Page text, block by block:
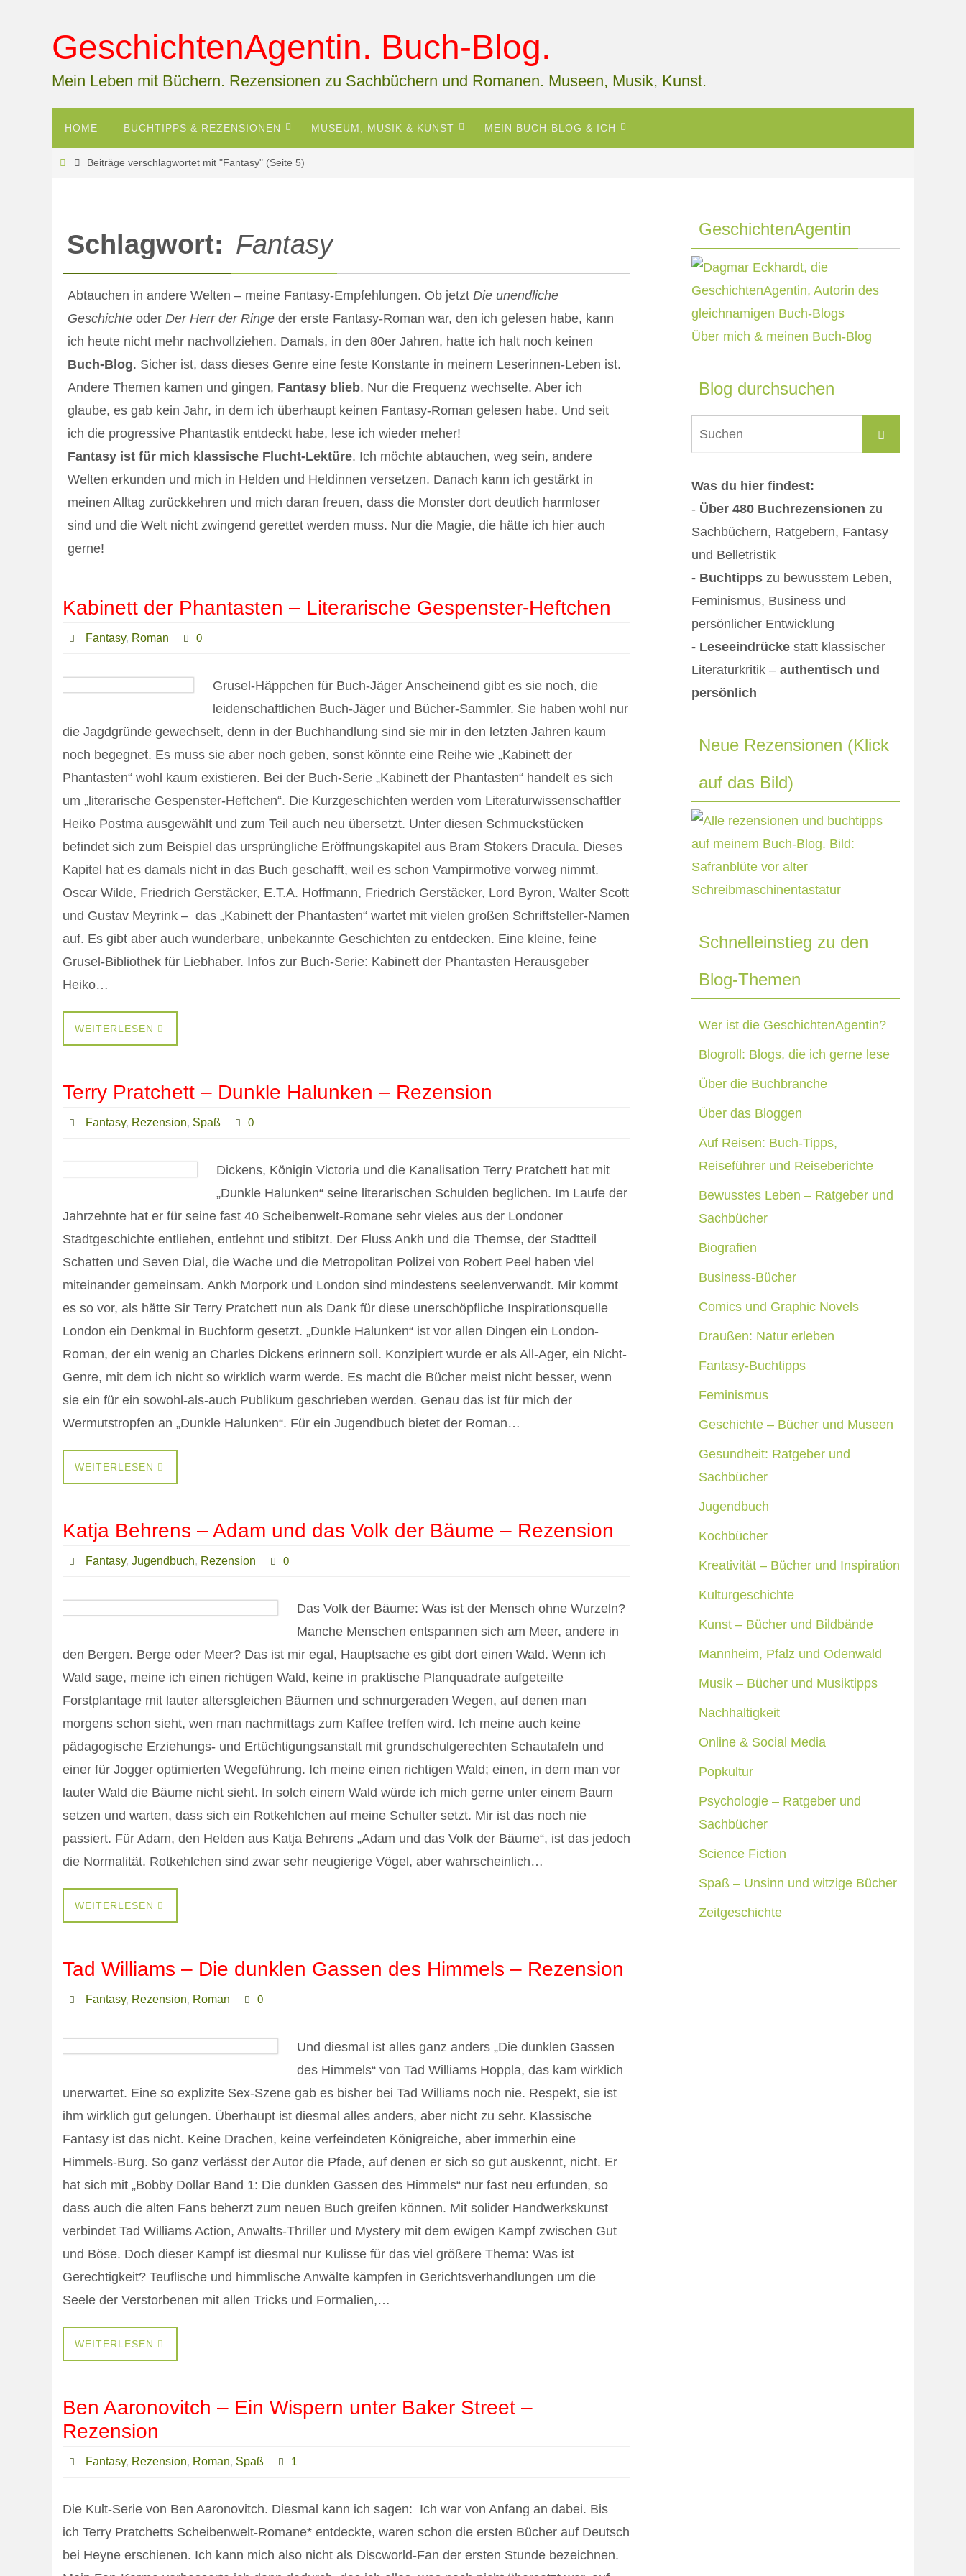
GeschichtenAgentin. Buch-Blog.
Mein Leben mit Büchern. Rezensionen zu Sachbüchern und Romanen. Museen, Musik, Kunst.
Inhalt
springen
HOME BUCHTIPPS & REZENSIONEN MUSEUM, MUSIK & KUNST MEIN BUCH-BLOG & ICH
StartBeiträge verschlagwortet mit "Fantasy" (Seite 5)
Schlagwort: Fantasy
Abtauchen in andere Welten – meine Fantasy-Empfehlungen. Ob jetzt Die unendliche
Geschichte oder Der Herr der Ringe der erste Fantasy-Roman war, den ich gelesen habe, kann
ich heute nicht mehr nachvollziehen. Damals, in den 80er Jahren, hatte ich halt noch keinen
Buch-Blog. Sicher ist, dass dieses Genre eine feste Konstante in meinem Leserinnen-Leben ist.
Andere Themen kamen und gingen, Fantasy blieb. Nur die Frequenz wechselte. Aber ich
glaube, es gab kein Jahr, in dem ich überhaupt keinen Fantasy-Roman gelesen habe. Und seit
ich die progressive Phantastik entdeckt habe, lese ich wieder meher!
Fantasy ist für mich klassische Flucht-Lektüre. Ich möchte abtauchen, weg sein, andere
Welten erkunden und mich in Helden und Heldinnen versetzen. Danach kann ich gestärkt in
meinen Alltag zurückkehren und mich daran freuen, dass die Monster dort deutlich harmloser
sind und die Welt nicht zwingend gerettet werden muss. Nur die Magie, die hätte ich hier auch
gerne!
Kabinett der Phantasten – Literarische Gespenster-Heftchen
Fantasy, Roman 0
Grusel-Häppchen für Buch-Jäger Anscheinend gibt es sie noch, die
leidenschaftlichen Buch-Jäger und Bücher-Sammler. Sie haben wohl nur
die Jagdgründe gewechselt, denn in der Buchhandlung sind sie mir in den letzten Jahren kaum
noch begegnet. Es muss sie aber noch geben, sonst könnte eine Reihe wie „Kabinett der
Phantasten“ wohl kaum existieren. Bei der Buch-Serie „Kabinett der Phantasten“ handelt es sich
um „literarische Gespenster-Heftchen“. Die Kurzgeschichten werden vom Literaturwissenschaftler
Heiko Postma ausgewählt und zum Teil auch neu übersetzt. Unter diesen Schmuckstücken
befindet sich zum Beispiel das ursprüngliche Eröffnungskapitel aus Bram Stokers Dracula. Dieses
Kapitel hat es damals nicht in das Buch geschafft, weil es schon Vampirmotive vorweg nimmt.
Oscar Wilde, Friedrich Gerstäcker, E.T.A. Hoffmann, Friedrich Gerstäcker, Lord Byron, Walter Scott
und Gustav Meyrink – das „Kabinett der Phantasten“ wartet mit vielen großen Schriftsteller-Namen
auf. Es gibt aber auch wunderbare, unbekannte Geschichten zu entdecken. Eine kleine, feine
Grusel-Bibliothek für Liebhaber. Infos zur Buch-Serie: Kabinett der Phantasten Herausgeber
Heiko…
WEITERLESEN
Terry Pratchett – Dunkle Halunken – Rezension
Fantasy, Rezension, Spaß 0
Dickens, Königin Victoria und die Kanalisation Terry Pratchett hat mit
„Dunkle Halunken“ seine literarischen Schulden beglichen. Im Laufe der
Jahrzehnte hat er für seine fast 40 Scheibenwelt-Romane sehr vieles aus der Londoner
Stadtgeschichte entliehen, entlehnt und stibitzt. Der Fluss Ankh und die Themse, der Stadtteil
Schatten und Seven Dial, die Wache und die Metropolitan Polizei von Robert Peel haben viel
miteinander gemeinsam. Ankh Morpork und London sind mindestens seelenverwandt. Mir kommt
es so vor, als hätte Sir Terry Pratchett nun als Dank für diese unerschöpfliche Inspirationsquelle
London ein Denkmal in Buchform gesetzt. „Dunkle Halunken“ ist vor allen Dingen ein London-
Roman, der ein wenig an Charles Dickens erinnern soll. Konzipiert wurde er als All-Ager, ein Nicht-
Genre, mit dem ich nicht so wirklich warm werde. Es macht die Bücher meist nicht besser, wenn
sie ein für ein sowohl-als-auch Publikum geschrieben werden. Genau das ist für mich der
Wermutstropfen an „Dunkle Halunken“. Für ein Jugendbuch bietet der Roman…
WEITERLESEN
Katja Behrens – Adam und das Volk der Bäume – Rezension
Fantasy, Jugendbuch, Rezension 0
Das Volk der Bäume: Was ist der Mensch ohne Wurzeln?
Manche Menschen entspannen sich am Meer, andere in
den Bergen. Berge oder Meer? Das ist mir egal, Hauptsache es gibt dort einen Wald. Wenn ich
Wald sage, meine ich einen richtigen Wald, keine in praktische Planquadrate aufgeteilte
Forstplantage mit lauter altersgleichen Bäumen und schnurgeraden Wegen, auf denen man
morgens schon sieht, wen man nachmittags zum Kaffee treffen wird. Ich meine auch keine
pädagogische Erziehungs- und Ertüchtigungsanstalt mit grundschulgerechten Schautafeln und
einer für Jogger optimierten Wegeführung. Ich meine einen richtigen Wald; einen, in dem man vor
lauter Wald die Bäume nicht sieht. In solch einem Wald würde ich mich gerne unter einem Baum
setzen und warten, dass sich ein Rotkehlchen auf meine Schulter setzt. Mir ist das noch nie
passiert. Für Adam, den Helden aus Katja Behrens „Adam und das Volk der Bäume“, ist das jedoch
die Normalität. Rotkehlchen sind zwar sehr neugierige Vögel, aber wahrscheinlich…
WEITERLESEN
Tad Williams – Die dunklen Gassen des Himmels – Rezension
Fantasy, Rezension, Roman 0
Und diesmal ist alles ganz anders „Die dunklen Gassen
des Himmels“ von Tad Williams Hoppla, das kam wirklich
unerwartet. Eine so explizite Sex-Szene gab es bisher bei Tad Williams noch nie. Respekt, sie ist
ihm wirklich gut gelungen. Überhaupt ist diesmal alles anders, aber nicht zu sehr. Klassische
Fantasy ist das nicht. Keine Drachen, keine verfeindeten Königreiche, aber immerhin eine
Himmels-Burg. So ganz verlässt der Autor die Pfade, auf denen er sich so gut auskennt, nicht. Er
hat sich mit „Bobby Dollar Band 1: Die dunklen Gassen des Himmels“ nur fast neu erfunden, so
dass auch die alten Fans beherzt zum neuen Buch greifen können. Mit solider Handwerkskunst
verbindet Tad Williams Action, Anwalts-Thriller und Mystery mit dem ewigen Kampf zwischen Gut
und Böse. Doch dieser Kampf ist diesmal nur Kulisse für das viel größere Thema: Was ist
Gerechtigkeit? Teuflische und himmlische Anwälte kämpfen in Gerichtsverhandlungen um die
Seele der Verstorbenen mit allen Tricks und Formalien,…
WEITERLESEN
Ben Aaronovitch – Ein Wispern unter Baker Street –
Rezension
Fantasy, Rezension, Roman, Spaß 1
Die Kult-Serie von Ben Aaronovitch. Diesmal kann ich sagen: Ich war von Anfang an dabei. Bis
ich Terry Pratchetts Scheibenwelt-Romane* entdeckte, waren schon die ersten Bücher auf Deutsch
bei Heyne erschienen. Ich kann mich also nicht als Discworld-Fan der ersten Stunde bezeichnen.
GeschichtenAgentin
Über mich & meinen Buch-Blog
Blog durchsuchen
nach:
Suchen
Was du hier findest:
- Über 480 Buchrezensionen zu
Sachbüchern, Ratgebern, Fantasy
und Belletristik
- Buchtipps zu bewusstem Leben,
Feminismus, Business und
persönlicher Entwicklung
- Leseeindrücke statt klassischer
Literaturkritik – authentisch und
persönlich
Neue Rezensionen (Klick
auf das Bild)
Schnelleinstieg zu den
Blog-Themen
Wer ist die GeschichtenAgentin?
Blogroll: Blogs, die ich gerne lese
Über die Buchbranche
Über das Bloggen
Auf Reisen: Buch-Tipps,
Reiseführer und Reiseberichte
Bewusstes Leben – Ratgeber und
Sachbücher
Biografien
Business-Bücher
Comics und Graphic Novels
Draußen: Natur erleben
Fantasy-Buchtipps
Feminismus
Geschichte – Bücher und Museen
Gesundheit: Ratgeber und
Sachbücher
Jugendbuch
Kochbücher
Kreativität – Bücher und Inspiration
Kulturgeschichte
Kunst – Bücher und Bildbände
Mannheim, Pfalz und Odenwald
Musik – Bücher und Musiktipps
Nachhaltigkeit
Online & Social Media
Popkultur
Psychologie – Ratgeber und
Sachbücher
Science Fiction
Spaß – Unsinn und witzige Bücher
Zeitgeschichte